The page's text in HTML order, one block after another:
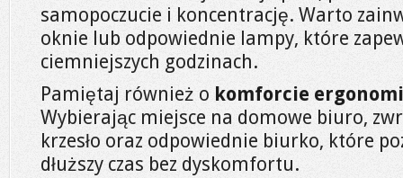
samopoczucie i koncentrację. Warto
oknie lub odpowiednie lampy, które
ciemniejszych godzinach.
Pamiętaj również o komforcie
Wybierając miejsce na domowe biuro,
krzesło oraz odpowiednie biurko, które
dłuższy czas bez dyskomfortu.